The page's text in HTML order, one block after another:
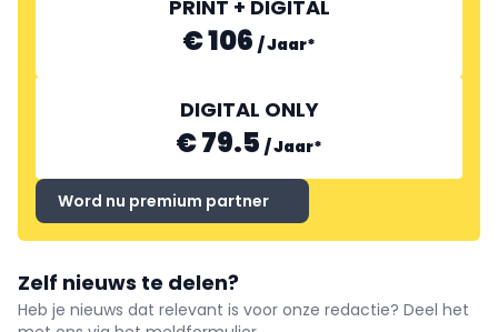
PRINT + DIGITAL
€ 106 /Jaar*
DIGITAL ONLY
€ 79.5 /Jaar*
Word nu premium partner
Zelf nieuws te delen?
Heb je nieuws dat relevant is voor onze redactie? Deel het